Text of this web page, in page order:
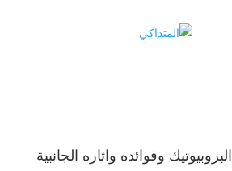
البروبيوتيك وفوائده واثاره الجانبية